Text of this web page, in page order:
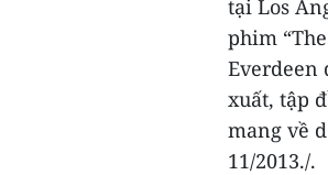
tại Los
phim
Everdeen
xuất, tập
mang về
11/2013./.